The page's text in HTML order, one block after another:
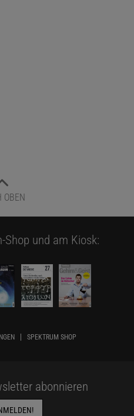
OBEN
Shop und am Kiosk:
SPEKTRUM SHOP
abonnieren